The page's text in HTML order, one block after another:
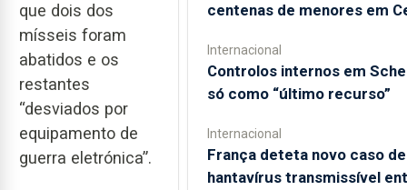
que dois dos
mísseis foram
abatidos e os
restantes
“desviados por
equipamento de
guerra eletrónica”.
centenas de menores em
Internacional
Controlos internos em
só como “último recurso”
Internacional
França deteta novo caso de
hantavírus transmissível